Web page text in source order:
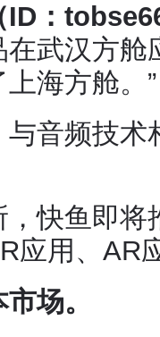
ID：
武汉方
海方舱。”
音频技
快鱼即将
应用、AR
场。